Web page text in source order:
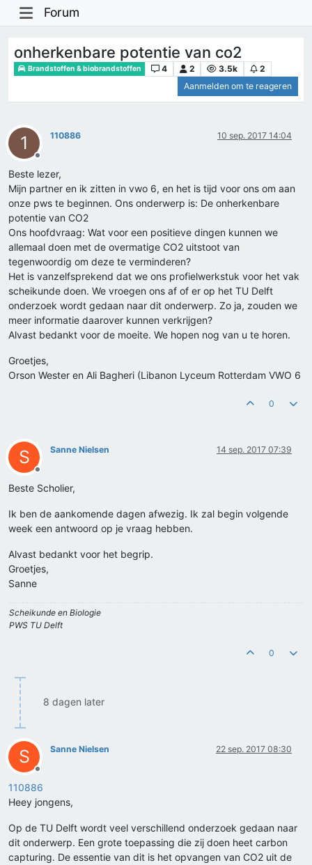
Forum
onherkenbare potentie van co2
Brandstoffen & biobrandstoffen 4 2 3.5k
2
Aanmelden om te reageren
1
Offline
110886 10 sep. 2017 14:04
Beste lezer,
Mijn partner en ik zitten in vwo 6, en het is tijd voor ons om aan
onze pws te beginnen. Ons onderwerp is: De onherkenbare
potentie van CO2
Ons hoofdvraag: Wat voor een positieve dingen kunnen we
allemaal doen met de overmatige CO2 uitstoot van
tegenwoordig om deze te verminderen?
Het is vanzelfsprekend dat we ons profielwerkstuk voor het vak
scheikunde doen. We vroegen ons af of er op het TU Delft
onderzoek wordt gedaan naar dit onderwerp. Zo ja, zouden we
meer informatie daarover kunnen verkrijgen?
Alvast bedankt voor de moeite. We hopen nog van u te horen.
Groetjes,
Orson Wester en Ali Bagheri (Libanon Lyceum Rotterdam VWO 6
0
S
Offline
Sanne Nielsen 14 sep. 2017 07:39
Beste Scholier,
Ik ben de aankomende dagen afwezig. Ik zal begin volgende
week een antwoord op je vraag hebben.
Alvast bedankt voor het begrip.
Groetjes,
Sanne
Scheikunde en Biologie
PWS TU Delft
0
8 dagen later
S
Offline
Sanne Nielsen 22 sep. 2017 08:30
110886
Heey jongens,
Op de TU Delft wordt veel verschillend onderzoek gedaan naar
dit onderwerp. Een grote toepassing die zij doen heet carbon
capturing. De essentie van dit is het opvangen van CO2 uit de